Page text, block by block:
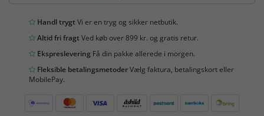
Handl trygtVi er en tryg og sikker netbutik.
Altid fri fragtVed køb over 899 kr. og gratis retur.
Ekspreslevering Få din pakke allerede i morgen.
Fleksible betalingsmetoderVælg faktura, betalingskort eller
MobilePay.